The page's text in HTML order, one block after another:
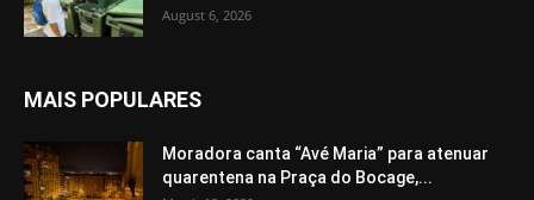
August 6, 2026
MAIS POPULARES
Moradora canta “Avé Maria” para atenuar
quarentena na Praça do Bocage,...